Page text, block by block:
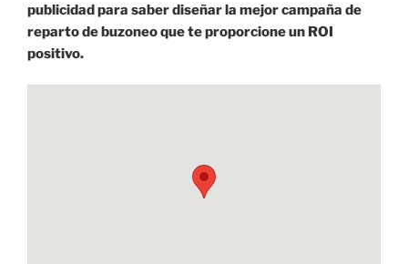
publicidad para saber diseñar la mejor campaña de
reparto de buzoneo que te proporcione un ROI
positivo.